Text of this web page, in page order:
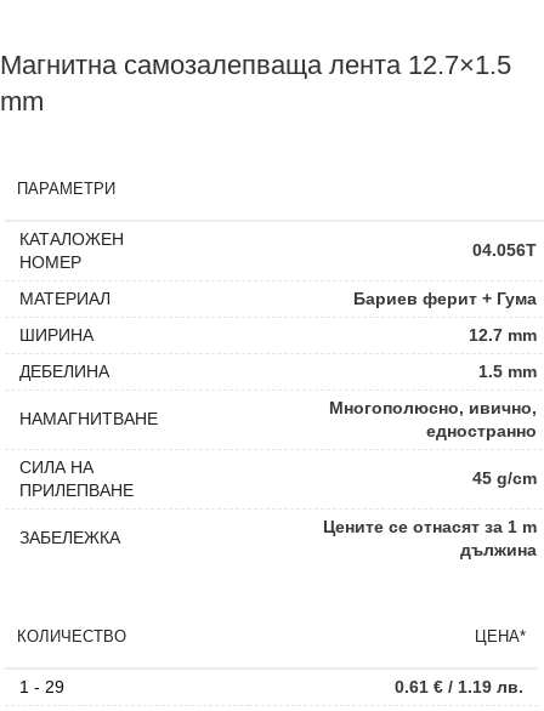
Магнитна самозалепваща лента 12.7×1.5
mm
ПАРАМЕТРИ
КАТАЛОЖЕН
НОМЕР
04.056T
МАТЕРИАЛ
Бариев ферит + Гума
ШИРИНА
12.7 mm
ДЕБЕЛИНА
1.5 mm
НАМАГНИТВАНЕ
Многополюсно, ивично,
едностранно
СИЛА НА
ПРИЛЕПВАНЕ
45 g/cm
ЗАБЕЛЕЖКА
Цените се отнасят за 1 m
дължина
КОЛИЧЕСТВО ЦЕНА*
1 - 29 0.61€ / 1.19 лв.